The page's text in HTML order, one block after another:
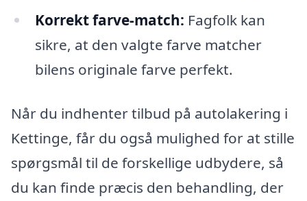
Korrekt farve-match: Fagfolk kan
sikre, at den valgte farve matcher
bilens originale farve perfekt.
Når du indhenter tilbud på autolakering i
Kettinge, får du også mulighed for at stille
spørgsmål til de forskellige udbydere, så
du kan finde præcis den behandling, der